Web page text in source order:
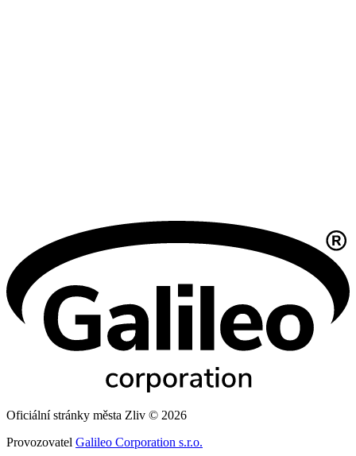
Oficiální stránky města Zliv © 2026
Provozovatel Galileo Corporation s.r.o.